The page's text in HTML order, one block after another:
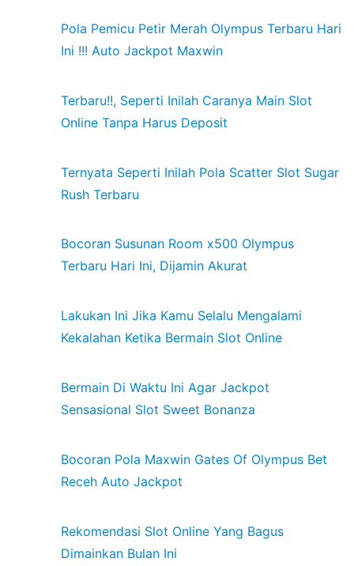
Pola Pemicu Petir Merah Olympus Terbaru Hari
Ini !!! Auto Jackpot Maxwin
Terbaru!!, Seperti Inilah Caranya Main Slot
Online Tanpa Harus Deposit
Ternyata Seperti Inilah Pola Scatter Slot Sugar
Rush Terbaru
Bocoran Susunan Room x500 Olympus
Terbaru Hari Ini, Dijamin Akurat
Lakukan Ini Jika Kamu Selalu Mengalami
Kekalahan Ketika Bermain Slot Online
Bermain Di Waktu Ini Agar Jackpot
Sensasional Slot Sweet Bonanza
Bocoran Pola Maxwin Gates Of Olympus Bet
Receh Auto Jackpot
Rekomendasi Slot Online Yang Bagus
Dimainkan Bulan Ini